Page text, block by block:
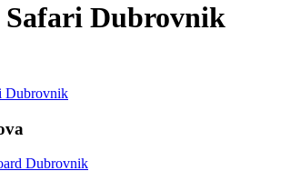
Safari Dubrovnik
Dubrovnik
Dubrovnik